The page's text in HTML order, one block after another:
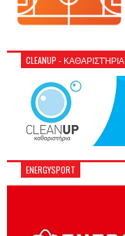
CLEANUP - ΚΑΘΑΡΙΣΤΉΡΙΑ
ENERGYSPORT